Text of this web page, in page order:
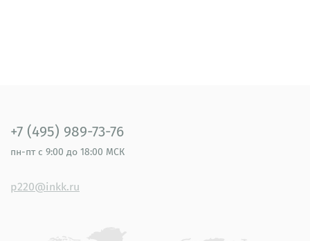
+7 (495) 989-73-76
пн-пт с 9:00 до 18:00 МСК
p220@inkk.ru